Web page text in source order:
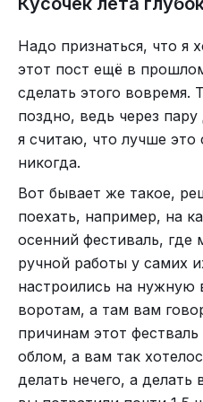
Правда, потом
было больше, чем я
всё же обуться. И
что я бы не хотела
чёрную дыру. В такие
проваливаться, чтобы
мне чудес в жизни и
Надо признаться, что я
этот пост ещё в
сделать этого вовремя.
поздно, ведь через
я считаю, что лучше это
никогда.
Вот бывает же такое,
поехать, например, на
осенний фестиваль, где
ручной работы у самих
настроились на нужную
воротам, а там вам
причинам этот
облом, а вам так
делать нечего, а